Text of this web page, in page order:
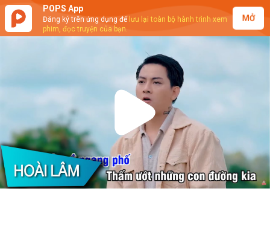
POPS App
Đăng ký trên ứng dụng để lưu lại toàn bộ hành trình xem
phim, đọc truyện của bạn.
MỞ
Play
Video